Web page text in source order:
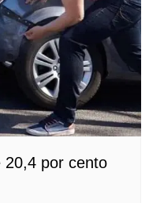
20,4 por cento